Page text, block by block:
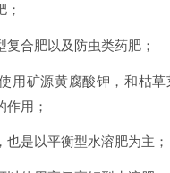
；
合肥以及防虫类药肥；
用矿源黄腐酸钾，和枯
作用；
是以平衡型水溶肥为主；